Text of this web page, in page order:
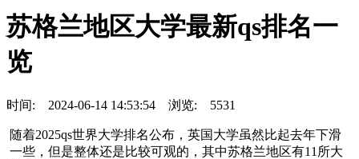
苏格兰地区大学最新qs排名一
览
时间: 2024-06-14 14:53:54 浏览: 5531
随着2025qs世界大学排名公布，英国大学虽然比起去年下滑
一些，但是整体还是比较可观的，其中苏格兰地区有11所大